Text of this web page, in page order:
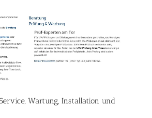
Wartung, Installation und